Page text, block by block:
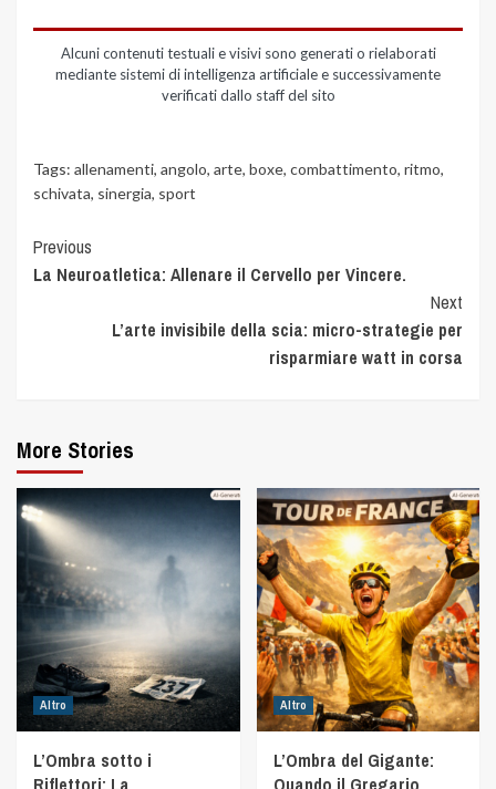
Alcuni contenuti testuali e visivi sono generati o rielaborati
mediante sistemi di intelligenza artificiale e successivamente
verificati dallo staff del sito
Tags: allenamenti, angolo, arte, boxe, combattimento, ritmo,
schivata, sinergia, sport
Previous
La Neuroatletica: Allenare il Cervello per Vincere.
Next
L’arte invisibile della scia: micro-strategie per
risparmiare watt in corsa
More Stories
Altro
L’Ombra sotto i
Altro
L’Ombra del Gigante: